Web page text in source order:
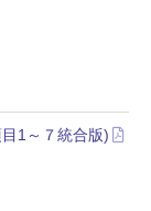
1～７統合版)